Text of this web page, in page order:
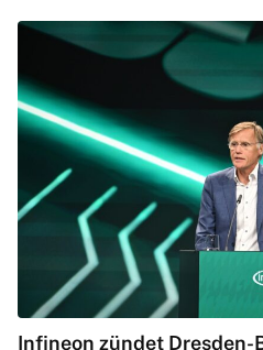
Infineon zündet Dresden-